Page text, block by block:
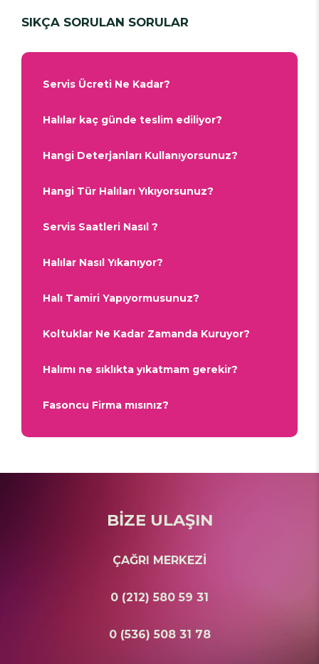
SIKÇA SORULAN SORULAR
Servis Ücreti Ne Kadar?
Halılar kaç günde teslim ediliyor?
Hangi Deterjanları Kullanıyorsunuz?
Hangi Tür Halıları Yıkıyorsunuz?
Servis Saatleri Nasıl ?
Halılar Nasıl Yıkanıyor?
Halı Tamiri Yapıyormusunuz?
Koltuklar Ne Kadar Zamanda Kuruyor?
Halımı ne sıklıkta yıkatmam gerekir?
Fasoncu Firma mısınız?
BİZE ULAŞIN
ÇAĞRI MERKEZİ
0 (212) 580 59 31
0 (536) 508 31 78